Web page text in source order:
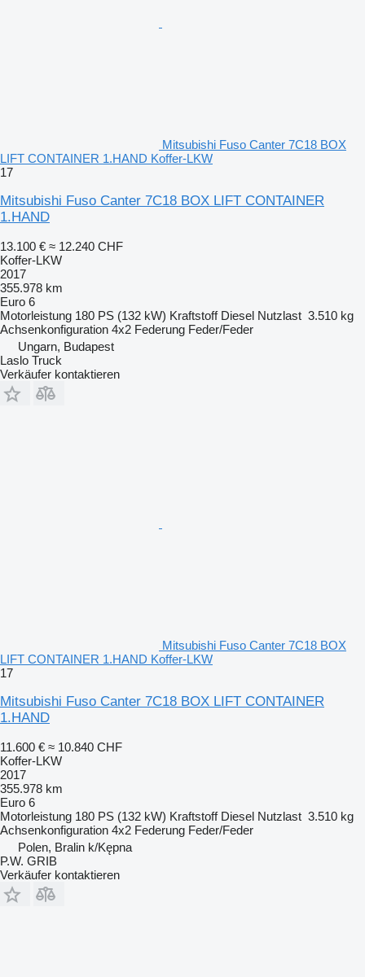
Mitsubishi Fuso Canter 7C18 BOX
LIFT CONTAINER 1.HAND Koffer-LKW
17
Mitsubishi Fuso Canter 7C18 BOX LIFT CONTAINER
1.HAND
13.100 € ≈ 12.240 CHF
Koffer-LKW
2017
355.978 km
Euro 6
Motorleistung 180 PS (132 kW) Kraftstoff Diesel Nutzlast 3.510 kg
Achsenkonfiguration 4x2 Federung Feder/Feder
Ungarn, Budapest
Laslo Truck
Verkäufer kontaktieren
Mitsubishi Fuso Canter 7C18 BOX
LIFT CONTAINER 1.HAND Koffer-LKW
17
Mitsubishi Fuso Canter 7C18 BOX LIFT CONTAINER
1.HAND
11.600 € ≈ 10.840 CHF
Koffer-LKW
2017
355.978 km
Euro 6
Motorleistung 180 PS (132 kW) Kraftstoff Diesel Nutzlast 3.510 kg
Achsenkonfiguration 4x2 Federung Feder/Feder
Polen, Bralin k/Kępna
P.W. GRIB
Verkäufer kontaktieren